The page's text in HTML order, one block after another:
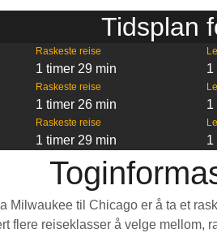
Tidsplan
Raskeste reise
1 timer 29 min 1
Raskeste reise
1 timer 26 min 1
Raskeste reise
1 timer 29 min 1
Milwaukee til Chicago er å ta et
flere reiseklasser å velge mellom,